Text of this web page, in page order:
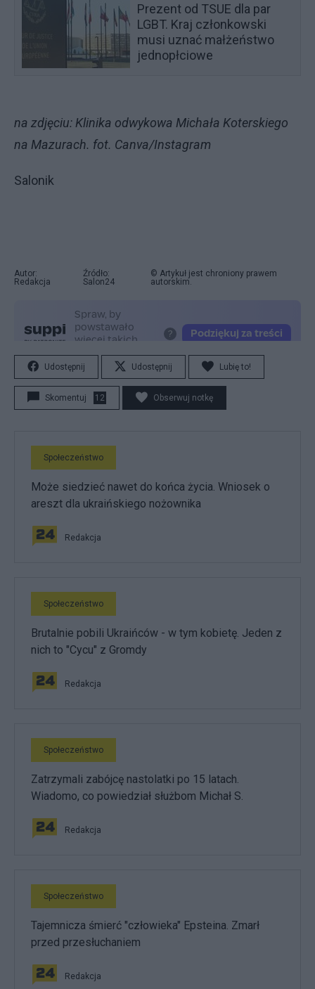
Prezent od TSUE dla par
LGBT. Kraj członkowski
musi uznać małżeństwo
jednopłciowe
na zdjęciu: Klinika odwykowa Michała Koterskiego
na Mazurach. fot. Canva/Instagram
Salonik
Autor:
Redakcja
Źródło:
Salon24
© Artykuł jest chroniony prawem
autorskim.
Udostępnij Udostępnij Lubię to!
Skomentuj 12 Obserwuj notkę
Społeczeństwo
Może siedzieć nawet do końca życia. Wniosek o
areszt dla ukraińskiego nożownika
Redakcja
Społeczeństwo
Brutalnie pobili Ukraińców - w tym kobietę. Jeden z
nich to "Cycu" z Gromdy
Redakcja
Społeczeństwo
Zatrzymali zabójcę nastolatki po 15 latach.
Wiadomo, co powiedział służbom Michał S.
Redakcja
Społeczeństwo
Tajemnicza śmierć "człowieka" Epsteina. Zmarł
przed przesłuchaniem
Redakcja